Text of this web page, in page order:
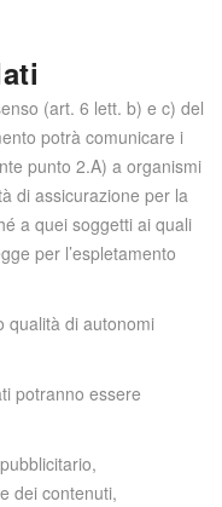
(art. 6 lett. b) e c) del
potrà comunicare i
punto 2.A) a organismi
di assicurazione per la
a quei soggetti ai quali
per l’espletamento
qualità di autonomi
potranno essere
dei contenuti,